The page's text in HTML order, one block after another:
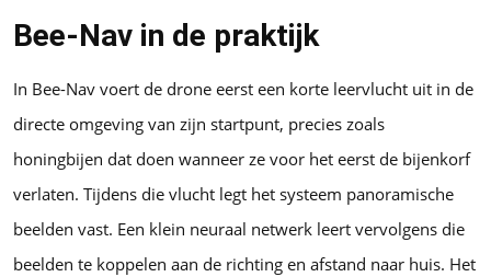
Bee-Nav in de praktijk
In Bee-Nav voert de drone eerst een korte leervlucht uit in de
directe omgeving van zijn startpunt, precies zoals
honingbijen dat doen wanneer ze voor het eerst de bijenkorf
verlaten. Tijdens die vlucht legt het systeem panoramische
beelden vast. Een klein neuraal netwerk leert vervolgens die
beelden te koppelen aan de richting en afstand naar huis. Het